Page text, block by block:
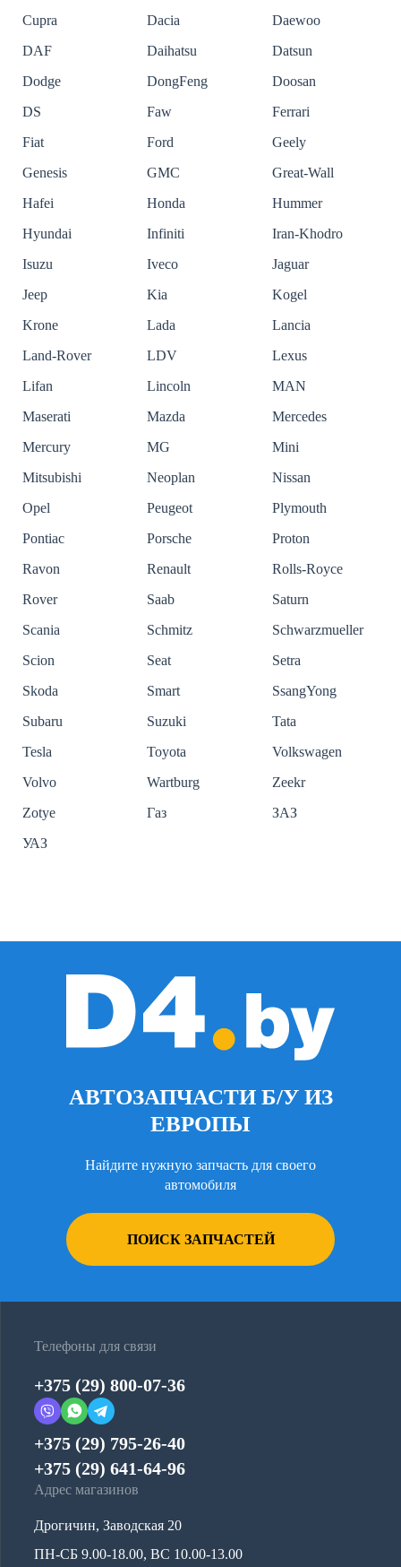
Cupra
Dacia
Daewoo
DAF
Daihatsu
Datsun
Dodge
DongFeng
Doosan
DS
Faw
Ferrari
Fiat
Ford
Geely
Genesis
GMC
Great-Wall
Hafei
Honda
Hummer
Hyundai
Infiniti
Iran-Khodro
Isuzu
Iveco
Jaguar
Jeep
Kia
Kogel
Krone
Lada
Lancia
Land-Rover
LDV
Lexus
Lifan
Lincoln
MAN
Maserati
Mazda
Mercedes
Mercury
MG
Mini
Mitsubishi
Neoplan
Nissan
Opel
Peugeot
Plymouth
Pontiac
Porsche
Proton
Ravon
Renault
Rolls-Royce
Rover
Saab
Saturn
Scania
Schmitz
Schwarzmueller
Scion
Seat
Setra
Skoda
Smart
SsangYong
Subaru
Suzuki
Tata
Tesla
Toyota
Volkswagen
Volvo
Wartburg
Zeekr
Zotye
Газ
ЗАЗ
УАЗ
АВТОЗАПЧАСТИ Б/У ИЗ
ЕВРОПЫ
Найдите нужную запчасть для своего
автомобиля
ПОИСК ЗАПЧАСТЕЙ
Телефоны для связи
+375 (29) 800-07-36
+375 (29) 795-26-40
+375 (29) 641-64-96
Адрес магазинов
Дрогичин, Заводская 20
ПН-СБ 9.00-18.00, ВС 10.00-13.00